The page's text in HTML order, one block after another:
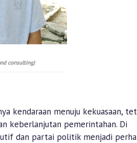
consulting)
kendaraan menuju kekuasaan,
keberlanjutan pemerintahan. Di
dan partai politik menjadi